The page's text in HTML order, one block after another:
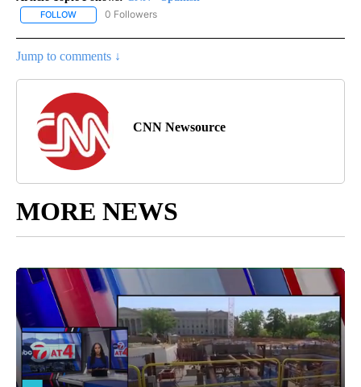
FOLLOW FOLLOW "CNN - SPANISH" TO RECEIVE NOTIFICATIONS ABOUT
0 Followers
Jump to comments ↓
CNN Newsource
MORE NEWS